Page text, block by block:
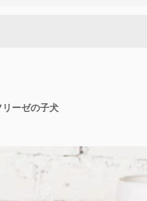
ーゼの子犬